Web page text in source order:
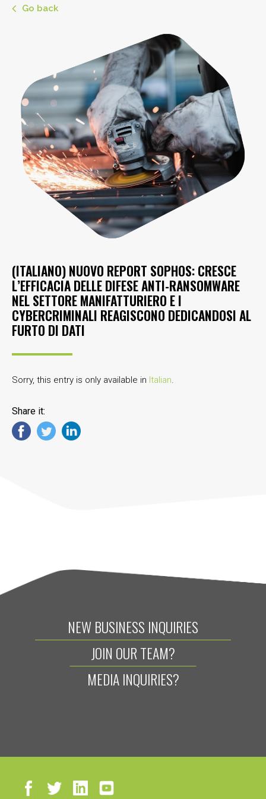
Go back
(ITALIANO) NUOVO REPORT SOPHOS: CRESCE
L’EFFICACIA DELLE DIFESE ANTI-RANSOMWARE
NEL SETTORE MANIFATTURIERO E I
CYBERCRIMINALI REAGISCONO DEDICANDOSI AL
FURTO DI DATI
Sorry, this entry is only available in Italian.
Share it:
NEW BUSINESS INQUIRIES
JOIN OUR TEAM?
MEDIA INQUIRIES?